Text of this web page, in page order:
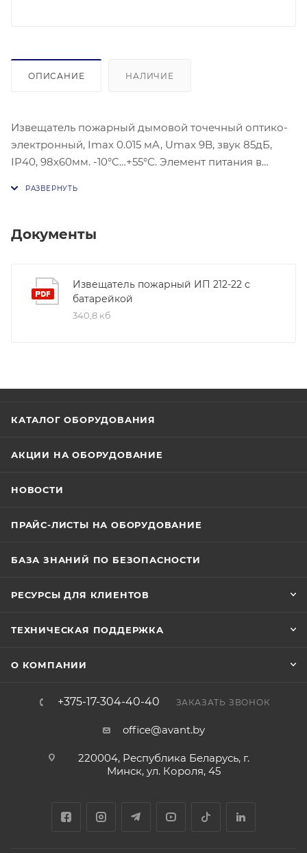
ОПИСАНИЕ НАЛИЧИЕ
Извещатель пожарный дымовой точечный оптико-
электронный, Imax 0.015 мA, Umax 9B, звук 85дБ,
IP40, 98х60мм. -10°С…+55°С. Элемент питания в
Документы
Извещатель пожарный ИП 212-22 с
батарейкой
340,8 кб
КАТАЛОГ ОБОРУДОВАНИЯ
АКЦИИ НА ОБОРУДОВАНИЕ
НОВОСТИ
ПРАЙС-ЛИСТЫ НА ОБОРУДОВАНИЕ
БАЗА ЗНАНИЙ ПО БЕЗОПАСНОСТИ
РЕСУРСЫ ДЛЯ КЛИЕНТОВ
ТЕХНИЧЕСКАЯ ПОДДЕРЖКА
О КОМПАНИИ
+375-17-304-40-40 ЗАКАЗАТЬ ЗВОНОК
office@avant.by
220004, Республика Беларусь, г.
Минск, ул. Короля, 45